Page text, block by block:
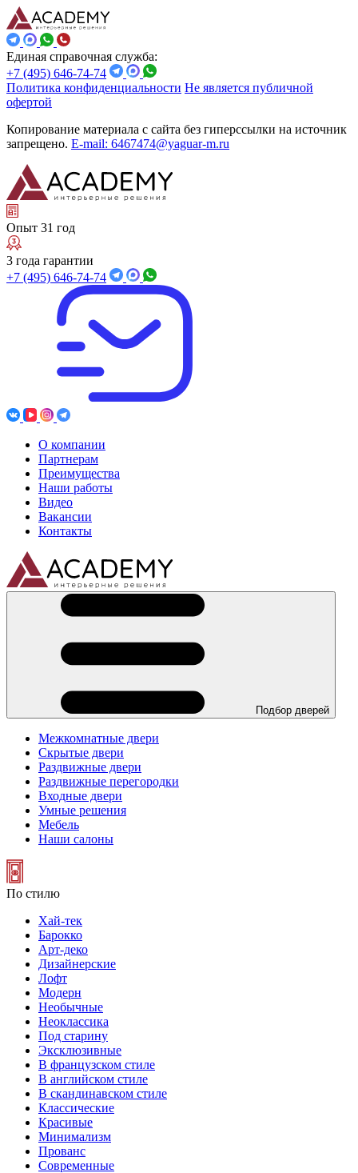
Единая справочная служба:
+7 (495) 646-74-74
Политика конфиденциальности Не является публичной
офертой
Копирование материала с сайта без гиперссылки на источник
запрещено. E-mail: 6467474@yaguar-m.ru
Опыт 31 год
3 года гарантии
+7 (495) 646-74-74
О компании
Партнерам
Преимущества
Наши работы
Видео
Вакансии
Контакты
Подбор дверей
Межкомнатные двери
Скрытые двери
Раздвижные двери
Раздвижные перегородки
Входные двери
Умные решения
Мебель
Наши салоны
По стилю
Хай-тек
Барокко
Арт-деко
Дизайнерские
Лофт
Модерн
Необычные
Неоклассика
Под старину
Эксклюзивные
В французском стиле
В английском стиле
В скандинавском стиле
Классические
Красивые
Минимализм
Прованс
Современные